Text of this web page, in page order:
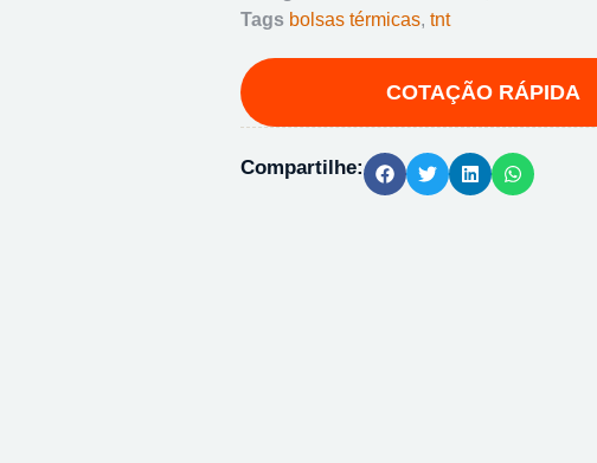
Tags bolsas térmicas, tnt
Compartilhe: